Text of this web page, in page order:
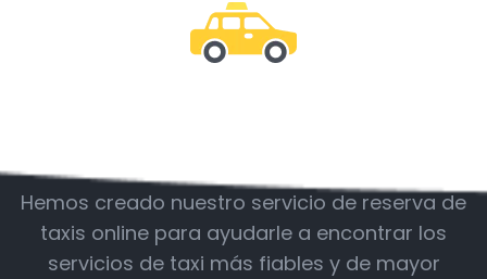
Hemos creado nuestro servicio de reserva de
taxis online para ayudarle a encontrar los
servicios de taxi más fiables y de mayor